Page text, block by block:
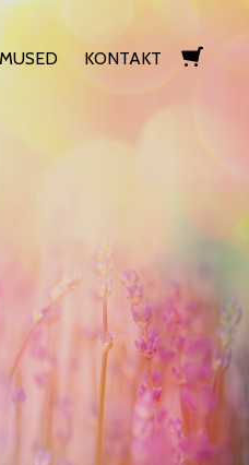
KONTAKT